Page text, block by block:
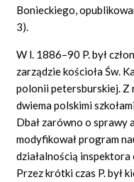
Bonieckiego,
3).
W l. 1886–90 P. był
zarządzie kościoła Św.
polonii petersburskiej. Z
dwiema polskimi
Dbał zarówno o sprawy
modyfikował program
działalnością
Przez krótki czas P. był